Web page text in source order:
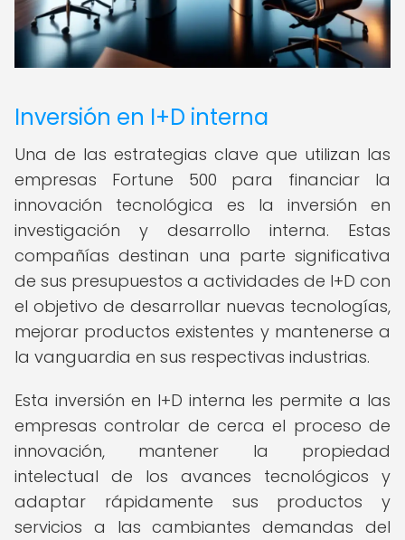
Inversión en I+D interna
Una de las estrategias clave que utilizan las
empresas Fortune 500 para financiar la
innovación tecnológica es la inversión en
investigación y desarrollo interna. Estas
compañías destinan una parte significativa
de sus presupuestos a actividades de I+D con
el objetivo de desarrollar nuevas tecnologías,
mejorar productos existentes y mantenerse a
la vanguardia en sus respectivas industrias.
Esta inversión en I+D interna les permite a las
empresas controlar de cerca el proceso de
innovación, mantener la propiedad
intelectual de los avances tecnológicos y
adaptar rápidamente sus productos y
servicios a las cambiantes demandas del